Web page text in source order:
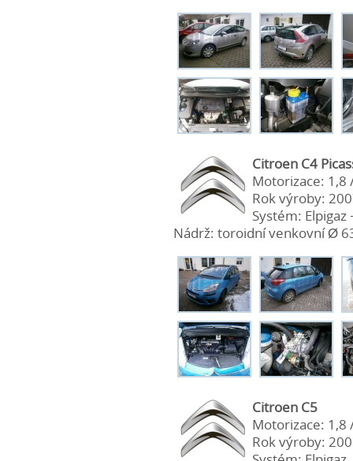
Citroen C4
Motorizace: 1,8
Rok výroby:
Systém:
Nádrž: toroidní venkovní Ø
Citroen C5
Motorizace: 1,8
Rok výroby: